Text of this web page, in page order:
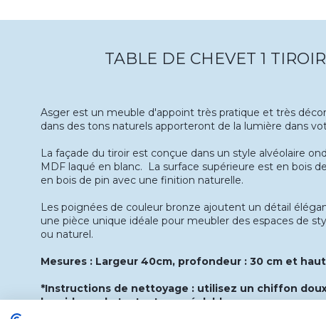
TABLE DE CHEVET 1
Asger est un meuble d'appoint très pratique et très
dans des tons naturels apporteront de la lumière dans
La façade du tiroir est conçue dans un style alvéolaire
MDF laqué en blanc. La surface supérieure est en bois
en bois de pin avec une finition naturelle.
Les poignées de couleur bronze ajoutent un détail
une pièce unique idéale pour meubler des espaces de
ou naturel.
Mesures : Largeur 40cm, profondeur : 30 cm et
*Instructions de nettoyage : utilisez un chiffon
humide, en le testant au préalable sur une zone
pas utiliser de produits ammoniaqués, de solvants